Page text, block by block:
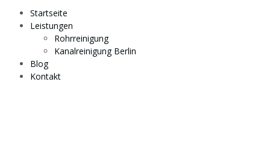
Startseite
Leistungen
Rohrreinigung
Kanalreinigung Berlin
Blog
Kontakt